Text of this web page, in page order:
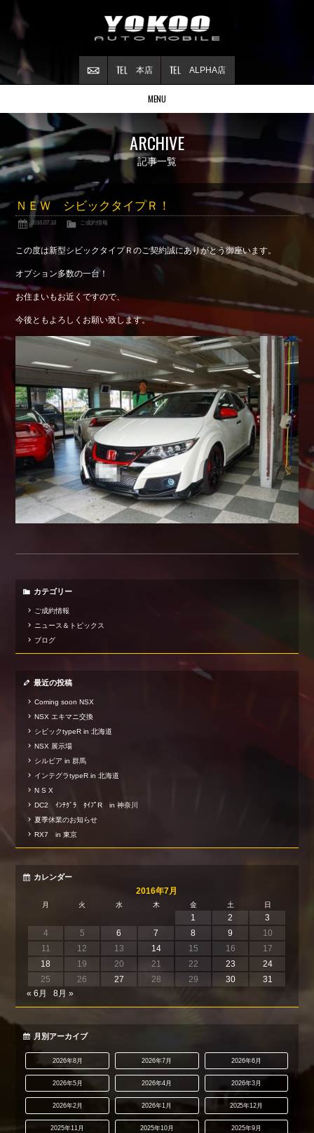
ALPHA店
本店
MENU
Stock list
在庫情報
Contract
ご成約情報
About NSX
NSXについて
Reflesh Plan
Trade in
買取査定
Blog
Shop info.
Company
会社概要
ARCHIVE
記事一覧
ＮＥＷ シビックタイプＲ！
2016.07.18 ご成約情報
この度は新型シビックタイプＲのご契約誠にありがとう御座います。
オプション多数の一台！
お住まいもお近くですので、
今後ともよろしくお願い致します。
カテゴリー
ご成約情報
ニュース＆トピックス
ブログ
最近の投稿
Coming soon NSX
NSX エキマニ交換
シビックtypeR in 北海道
NSX 展示場
シルビア in 群馬
インテグラtypeR in 北海道
N S X
DC2 ｲﾝﾃｸﾞﾗ ﾀｲﾌﾟR in 神奈川
夏季休業のお知らせ
RX7 in 東京
カレンダー
2016年7月
月 火 水 木 金 土 日
1 2
3
4
5 6 7 8 9
10
11
12 13 14 15 16
17
18
19 20 21 22 23
24
25
26 27 28 29 30
31
« 6月
8月 »
月別アーカイブ
2026年8月 2026年7月 2026年6月
2026年5月 2026年4月 2026年3月
2026年2月 2026年1月 2025年12月
2025年11月 2025年10月 2025年9月